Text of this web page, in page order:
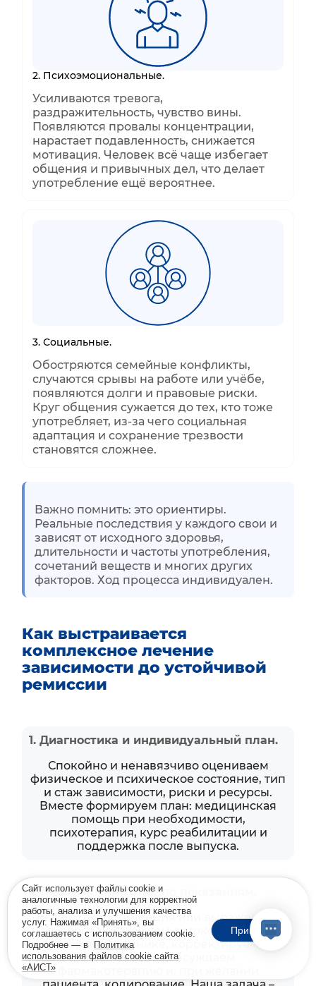
2. Психоэмоциональные.
Усиливаются тревога,
раздражительность, чувство вины.
Появляются провалы концентрации,
нарастает подавленность, снижается
мотивация. Человек всё чаще избегает
общения и привычных дел, что делает
употребление ещё вероятнее.
3. Социальные.
Обостряются семейные конфликты,
случаются срывы на работе или учёбе,
появляются долги и правовые риски.
Круг общения сужается до тех, кто тоже
употребляет, из‑за чего социальная
адаптация и сохранение трезвости
становятся сложнее.
Важно помнить: это ориентиры.
Реальные последствия у каждого свои и
зависят от исходного здоровья,
длительности и частоты употребления,
сочетаний веществ и многих других
факторов. Ход процесса индивидуален.
Как выстраивается
комплексное лечение
зависимости до устойчивой
ремиссии
1. Диагностика и индивидуальный план.
Спокойно и ненавязчиво оцениваем
физическое и психическое состояние, тип
и стаж зависимости, риски и ресурсы.
Вместе формируем план: медицинская
помощь при необходимости,
психотерапия, курс реабилитации и
поддержка после выпуска.
2. Медицинский этап по показаниям.
Если есть абстиненция или выраженная
тревога, организуем детоксикацию в
партнёрской клинике, корректируем сон
и настроение, обсуждаем
Сайт использует файлы cookie и
аналогичные технологии для корректной
работы, анализа и улучшения качества
услуг. Нажимая «Принять», вы
соглашаетесь с использованием cookie.
Подробнее — в
Политика
использования файлов cookie сайта
«АИСТ»
Принять